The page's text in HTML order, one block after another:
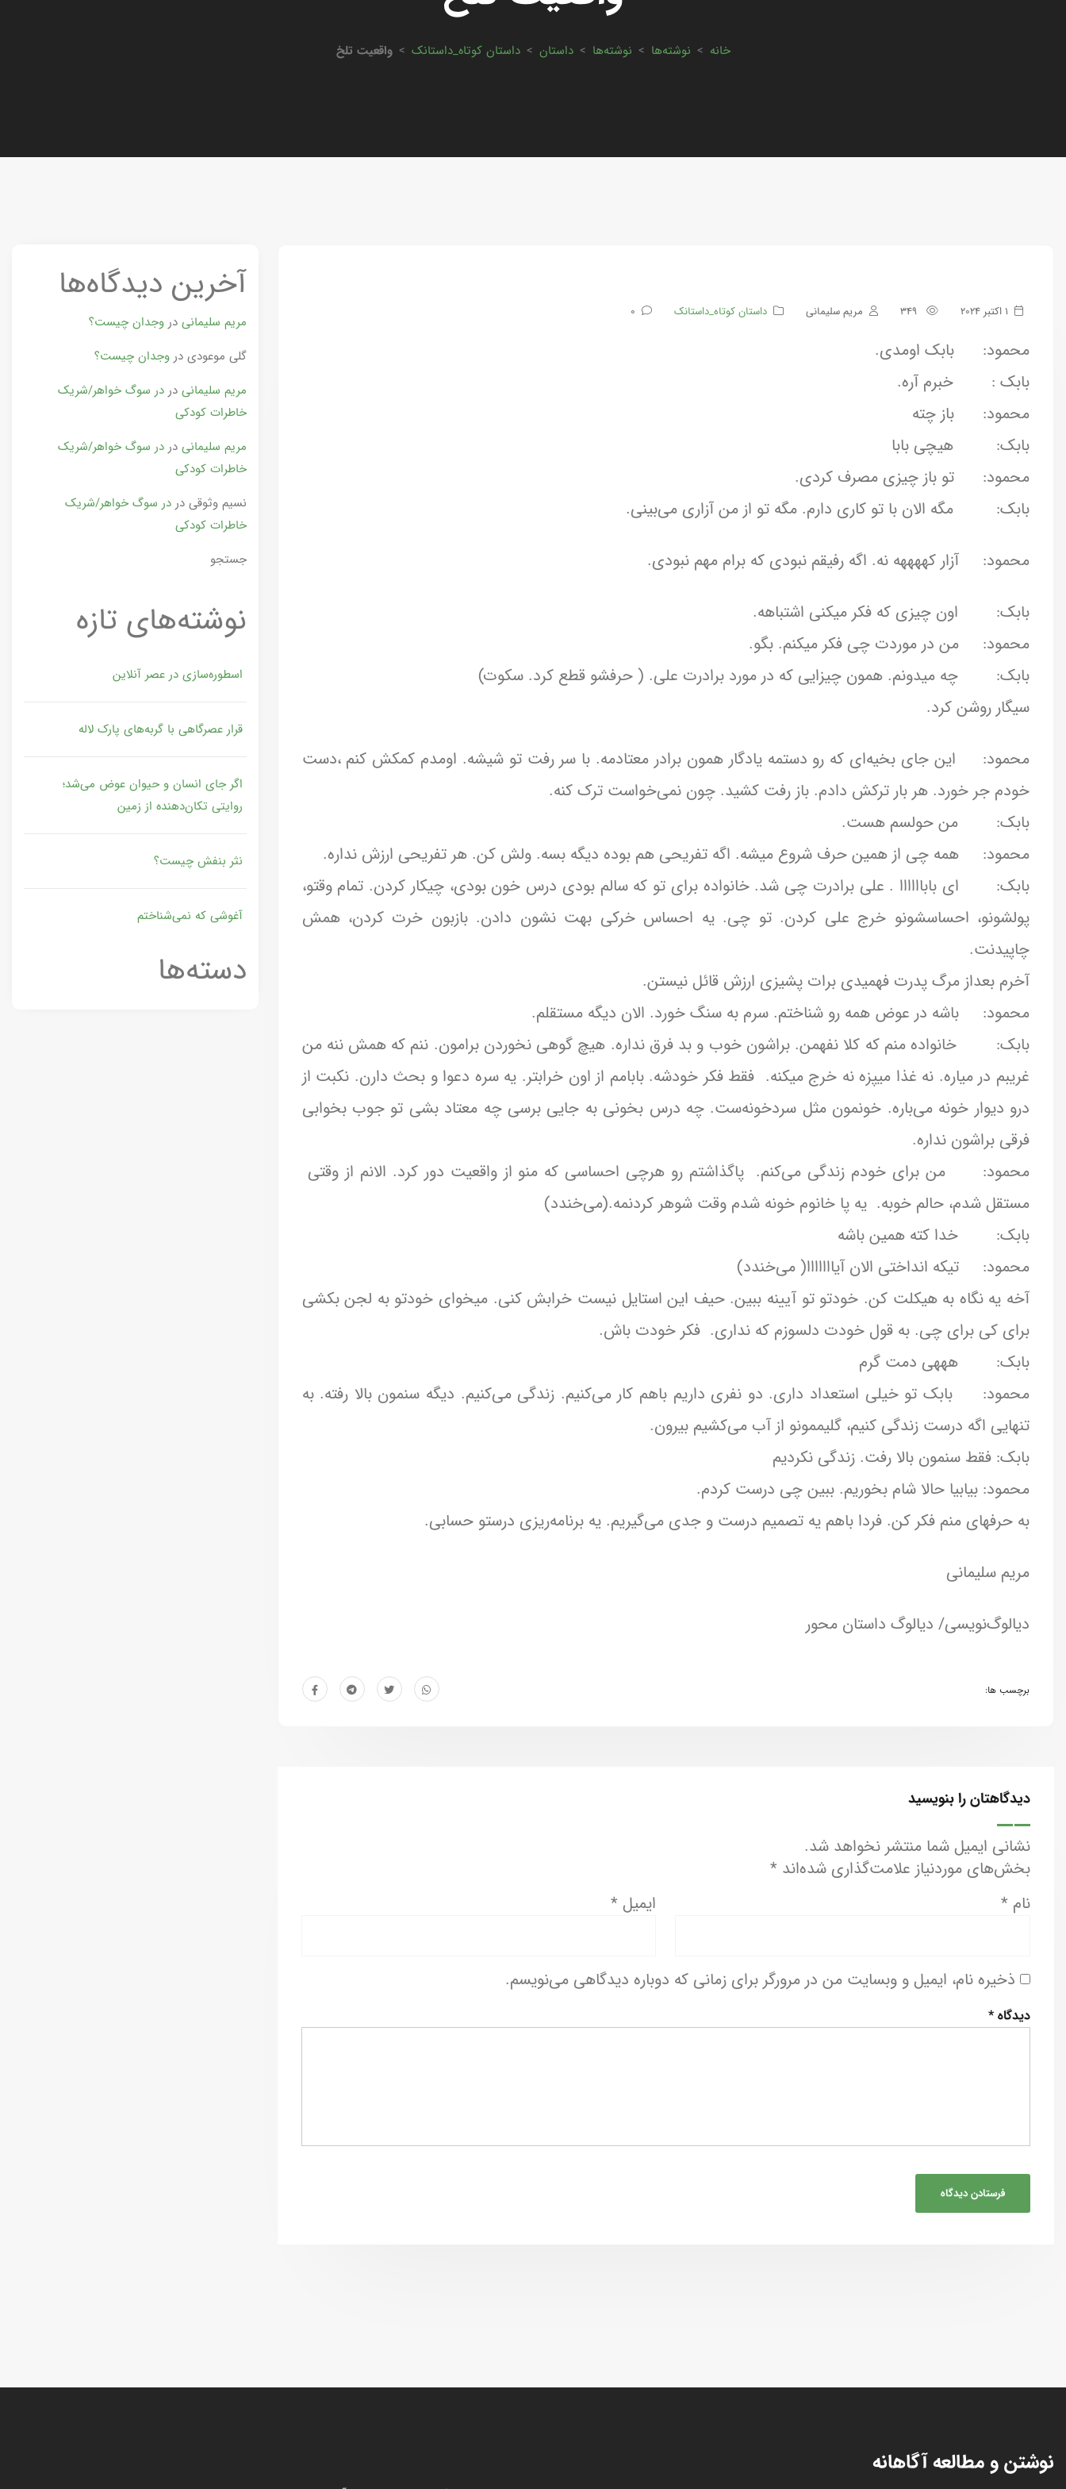
خانه > نوشته‌ها > نوشته‌ها > داستان > داستان کوتاه_داستانک > واقعیت تلخ
1 اکتبر 2024 مریم سلیمانی داستان کوتاه_داستانک 0
محمود: بابک اومدی.
بابک : خبرم آره.
محمود: باز چته
بابک: هیچی بابا
محمود: تو باز چیزی مصرف کردی.
بابک: مگه الان با تو کاری دارم. مگه تو از من آزاری می‌بینی.
محمود: آزار کههههه نه. اگه رفیقم نبودی که برام مهم نبودی.
بابک: اون چیزی که فکر میکنی اشتباهه.‌
محمود: من در موردت چی فکر میکنم. بگو.
بابک: چه میدونم. همون چیزایی که در مورد برادرت علی. ( حرفشو قطع کرد. سکوت)
سیگار روشن کرد.
محمود: این جای بخیه‌ای که رو دستمه یادگار همون برادر معتادمه. با سر رفت تو شیشه. اومدم کمکش کنم ،دست
خودم جر خورد. هر بار ترکش دادم. باز رفت کشید. چون نمی‌خواست ترک کنه.
بابک: من حولسم هست.
محمود: همه چی از همین حرف شروع میشه. اگه تفریحی هم بوده دیگه بسه. ولش کن. هر تفریحی ارزش نداره.
بابک: ای باباااااا . علی برادرت چی شد. خانواده برای تو که سالم بودی درس خون بودی، چیکار کردن. تمام وقتو،
پولشونو، احساسشونو خرج علی کردن. تو چی. یه احساس خرکی بهت نشون دادن. بازبون خرت کردن، همش
چاپیدنت.
آخرم بعداز مرگ پدرت فهمیدی برات پشیزی ارزش قائل نیستن.
محمود: باشه در عوض همه رو شناختم. سرم به سنگ خورد. الان دیگه مستقلم.
بابک: خانواده منم که کلا نفهمن. براشون خوب و بد فرق نداره. هیچ گوهی نخوردن برامون. ننم که همش ننه من
غریبم در میاره. نه غذا میپزه نه خرج میکنه. فقط فکر خودشه. بابامم از اون خرابتر. یه سره دعوا و بحث دارن. نکبت از
درو دیوار خونه می‌باره. خونمون مثل سردخونه‌ست. چه درس بخونی به جایی برسی چه معتاد بشی تو جوب بخوابی
فرقی براشون نداره.
محمود: من برای خودم زندگی می‌کنم. پاگذاشتم رو هرچی احساسی که منو از واقعیت دور کرد. الانم از وقتی
مستقل شدم، حالم خوبه. یه پا خانوم خونه شدم وقت شوهر کردنمه.(می‌خندد)
بابک: خدا کته همین باشه
محمود: تیکه انداختی الان آیااااااا( می‌خندد)
آخه یه نگاه به هیکلت کن. خودتو تو آیینه ببین. حیف این استایل نیست خرابش کنی. میخوای خودتو به لجن بکشی
برای کی برای چی. به قول خودت دلسوزم که نداری. فکر خودت باش.
بابک: هههی دمت گرم
محمود: بابک تو خیلی استعداد داری. دو نفری داریم باهم کار می‌کنیم. زندگی می‌کنیم. دیگه سنمون بالا رفته. به
تنهایی اگه درست زندگی کنیم، گلیممونو از آب می‌کشیم بیرون.
بابک: فقط سنمون بالا رفت. زندگی نکردیم
محمود: بیابیا حالا شام بخوریم. ببین چی درست کردم.
به حرفهای منم فکر کن. فردا باهم یه تصمیم درست و جدی می‌گیریم. یه برنامه‌ریزی درستو حسابی.
مریم سلیمانی
دیالوگ‌نویسی/ دیالوگ داستان محور
برچسب ها:
دیدگاهتان را بنویسید
نشانی ایمیل شما منتشر نخواهد شد.
بخش‌های موردنیاز علامت‌گذاری شده‌اند *
نام * ایمیل *
ذخیره نام، ایمیل و وبسایت من در مرورگر برای زمانی که دوباره دیدگاهی می‌نویسم.
دیدگاه*
آخرین دیدگاه‌ها
مریم سلیمانی دروجدان چیست؟
گلی موعودی دروجدان چیست؟
مریم سلیمانی دردر سوگ خواهر/شریک
خاطرات کودکی
مریم سلیمانی دردر سوگ خواهر/شریک
خاطرات کودکی
نسیم وثوقی دردر سوگ خواهر/شریک
خاطرات کودکی
جستجو
نوشته‌های تازه
اسطوره‌سازی در عصر آنلاین
قرار عصرگاهی با گربه‌های پارک لاله
اگر جای انسان و حیوان عوض می‌شد؛
روایتی تکان‌دهنده از زمین
نثر بنفش چیست؟
آغوشی که نمی‌شناختم
دسته‌ها
نوشتن و مطالعه آگاهانه